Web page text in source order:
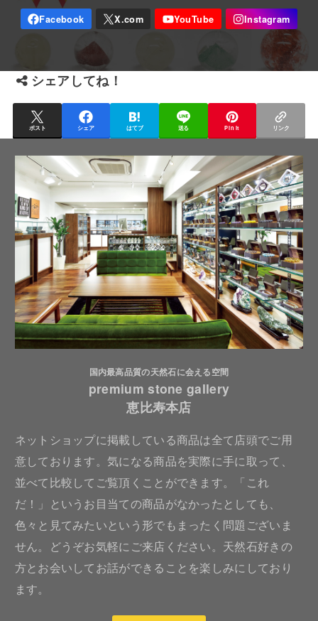
シェアしてね！
ポスト シェア はてブ 送る Pin it リンク
国内最高品質の天然石に会える空間
premium stone gallery
恵比寿本店
ネットショップに掲載している商品は全て店頭でご用
意しております。気になる商品を実際に手に取って、
並べて比較してご覧頂くことができます。「これ
だ！」というお目当ての商品がなかったとしても、
色々と見てみたいという形でもまったく問題ございま
せん。どうぞお気軽にご来店ください。天然石好きの
方とお会いしてお話ができることを楽しみにしており
ます。